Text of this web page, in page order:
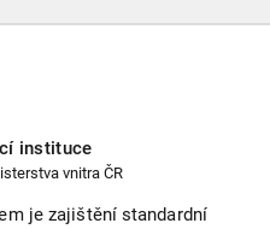
instituce
vnitra ČR
je zajištění standardní